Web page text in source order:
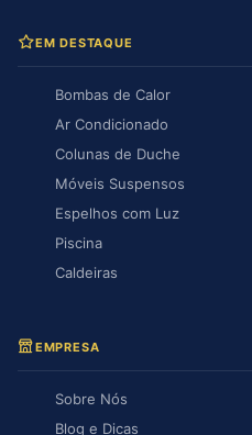
EM DESTAQUE
Bombas de Calor
Ar Condicionado
Colunas de Duche
Móveis Suspensos
Espelhos com Luz
Piscina
Caldeiras
EMPRESA
Sobre Nós
Blog e Dicas